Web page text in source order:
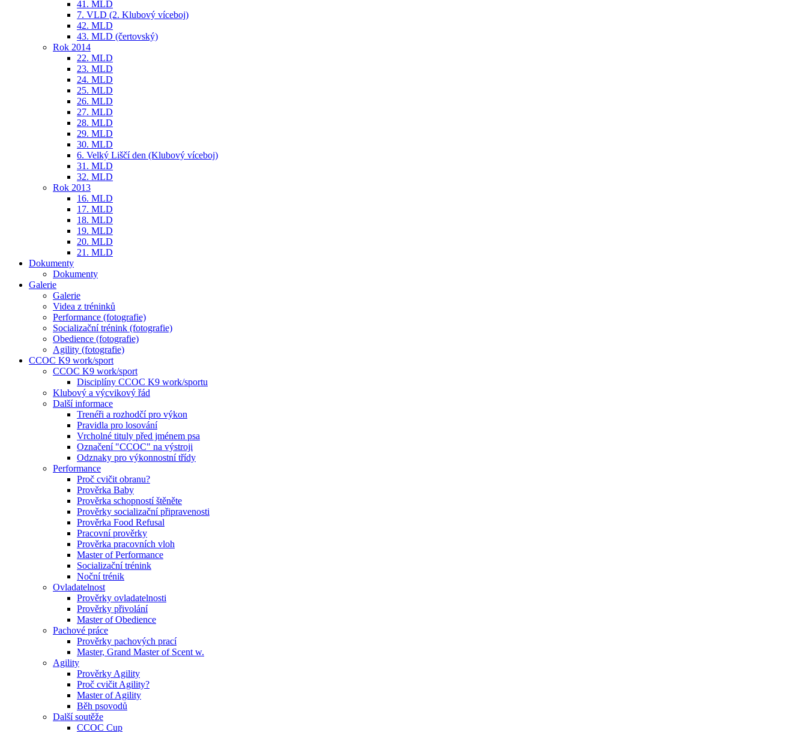
41. MLD
7. VLD (2. Klubový víceboj)
42. MLD
43. MLD (čertovský)
Rok 2014
22. MLD
23. MLD
24. MLD
25. MLD
26. MLD
27. MLD
28. MLD
29. MLD
30. MLD
6. Velký Liščí den (Klubový víceboj)
31. MLD
32. MLD
Rok 2013
16. MLD
17. MLD
18. MLD
19. MLD
20. MLD
21. MLD
Dokumenty
Dokumenty
Galerie
Galerie
Videa z tréninků
Performance (fotografie)
Socializační trénink (fotografie)
Obedience (fotografie)
Agility (fotografie)
CCOC K9 work/sport
CCOC K9 work/sport
Disciplíny CCOC K9 work/sportu
Klubový a výcvikový řád
Další informace
Trenéři a rozhodčí pro výkon
Pravidla pro losování
Vrcholné tituly před jménem psa
Označení "CCOC" na výstroji
Odznaky pro výkonnostní třídy
Performance
Proč cvičit obranu?
Prověrka Baby
Prověrka schopností štěněte
Prověrky socializační připravenosti
Prověrka Food Refusal
Pracovní prověrky
Prověrka pracovních vloh
Master of Performance
Socializační trénink
Noční trénik
Ovladatelnost
Prověrky ovladatelnosti
Prověrky přivolání
Master of Obedience
Pachové práce
Prověrky pachových prací
Master, Grand Master of Scent w.
Agility
Prověrky Agility
Proč cvičit Agility?
Master of Agility
Běh psovodů
Další soutěže
CCOC Cup